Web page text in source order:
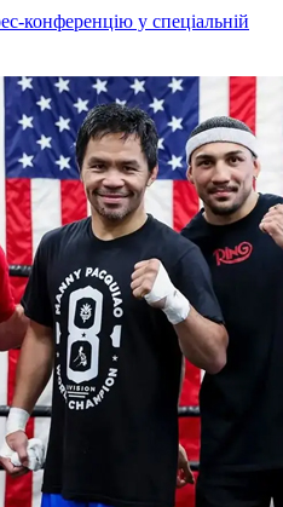
конференцію у спеціальній